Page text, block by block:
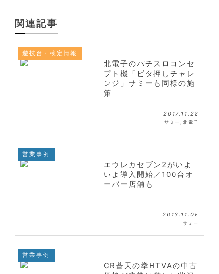
関連記事
遊技台・検定情報
北電子のパチスロコンセ
プト機「ビタ押しチャレ
ンジ」サミーも同様の施
策
2017.11.28
サミー 北電子
営業事例
エウレカセブン2がいよ
いよ導入開始／100台オ
ーバー店舗も
2013.11.05
サミー
営業事例
CR蒼天の拳HTVAの中古